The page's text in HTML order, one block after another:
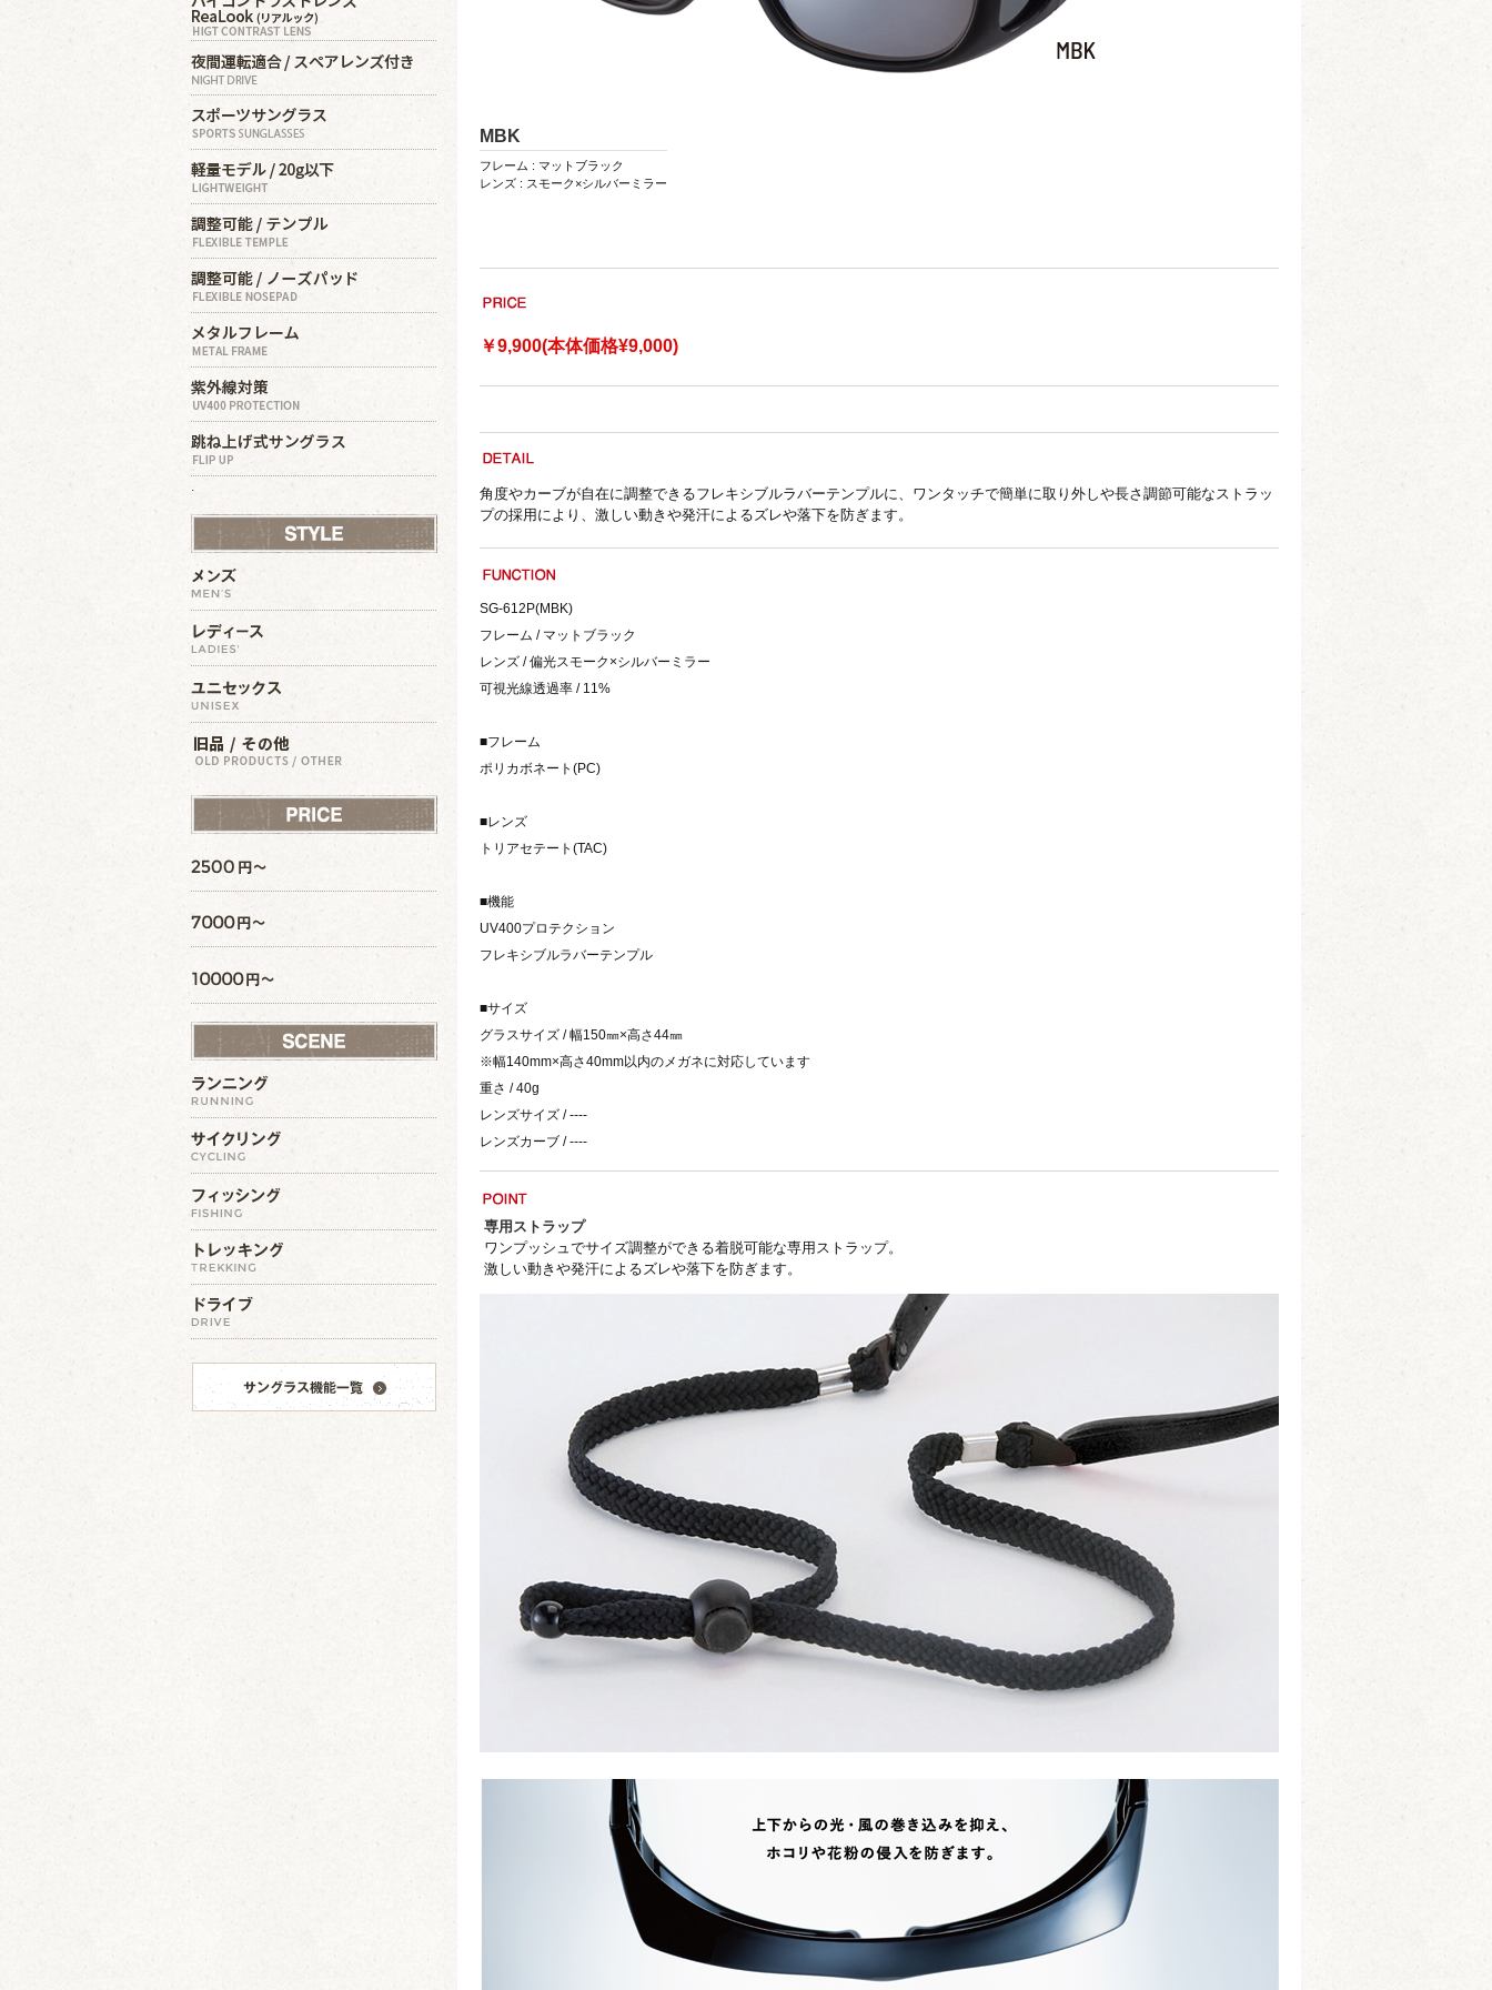
.
MBK
フレーム : マットブラック
レンズ : スモーク×シルバーミラー
￥9,900(本体価格¥9,000)
角度やカーブが自在に調整できるフレキシブルラバーテンプルに、ワンタッチで簡単に取り外しや長さ調節可能なストラッ
プの採用により、激しい動きや発汗によるズレや落下を防ぎます。
SG-612P(MBK)
フレーム / マットブラック
レンズ / 偏光スモーク×シルバーミラー
可視光線透過率 / 11%
■フレーム
ポリカボネート(PC)
■レンズ
トリアセテート(TAC)
■機能
UV400プロテクション
フレキシブルラバーテンプル
■サイズ
グラスサイズ / 幅150㎜×高さ44㎜
※幅140mm×高さ40mm以内のメガネに対応しています
重さ / 40g
レンズサイズ / ----
レンズカーブ / ----
専用ストラップ
ワンプッシュでサイズ調整ができる着脱可能な専用ストラップ。
激しい動きや発汗によるズレや落下を防ぎます。